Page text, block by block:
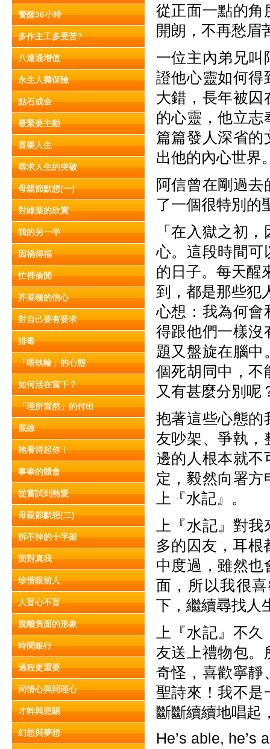
警醒36小時
多作主工多受苦?
八達通增值
永生人壽保險
點石成金
最緊要主動
喜樂人生
尋求人生的突破
母親節默想(一)
對綠葉的欣賞
我的另一半
因禍得福
忙裡偷閒
芥菜種的信心
對自己要有要求
排毒
「唔執輸」的心態
如何活在當下？
「理所當然」的付出
底線
祂看得起你！
事奉的體會
從嘗試到熱愛
母親節默想(二)
拆不掉的十字架
面對真我
珍惜眼前人
人盲心不盲
脫離負面的形象
時間銀行
過程更重要
同情心與同理心
才幹與恩賜
幻想與夢想
從正面一點的角
開朗，不再愁眉
一位主內弟兄叫
證他心靈如何得
大錯，長年被囚
的心靈，他立志
篇篇發人深省的
出他的內心世界
阿信曾在剛過
了一個很特別
「在入獄之初
心。這段時間可
的日子。每天醒
到，都是那些犯
心想：我為何會
得跟他們一樣沒
題又盤旋在腦
個死胡同中，不
又有甚麼分別呢
抱著這些心態的
友吵架、爭執，
邊的人根本就不
定，毅然向署
上『水記』。
上『水記』對
多的囚友，耳根
中度過，雖然也
面，所以我很
下，繼續尋找人
上『水記』不
友送上禮物包。
奇怪，喜歡寧靜
聖詩來！我不是
斷斷續續地唱起
He’s able, he’s